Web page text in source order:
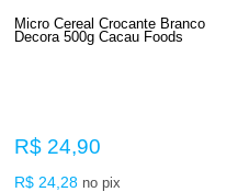
Micro Cereal Crocante Branco
Decora 500g Cacau Foods
R$ 24,90
R$ 24,28 no pix